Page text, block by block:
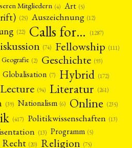
Mitgliedern (4) Art (5)
(25) Auszeichnung (12)
(22) Calls for… (1287)
(74) Fellowship (111)
Geografie (2) Geschichte (93)
Globalisation (7) Hybrid (172)
Lecture (94) Literatur (261)
(39) Nationalism (6) Online (235)
(417) Politikwissenschaften (13)
(13) Programm (5)
Recht (20) Religion (75)